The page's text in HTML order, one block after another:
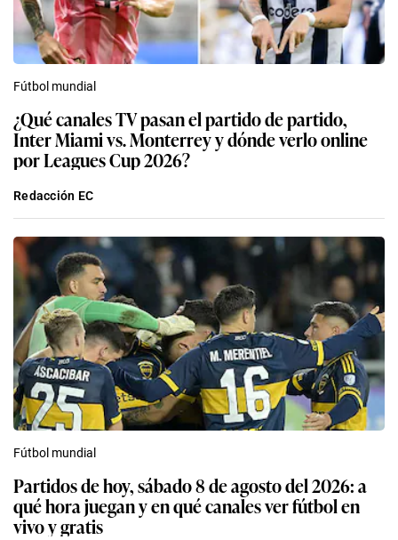
Fútbol mundial
¿Qué canales TV pasan el partido de partido,
Inter Miami vs. Monterrey y dónde verlo online
por Leagues Cup 2026?
Redacción EC
Fútbol mundial
Partidos de hoy, sábado 8 de agosto del 2026: a
qué hora juegan y en qué canales ver fútbol en
vivo y gratis